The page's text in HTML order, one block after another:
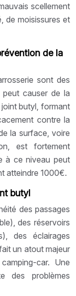
scellement
de moisissures et
de la
sont des
peut causer de la
butyl, formant
contre la
la surface, voire
est fortement
à ce niveau peut
atteindre 1000€.
butyl
des passages
des réservoirs
des éclairages
un atout majeur
car. Une
des problèmes